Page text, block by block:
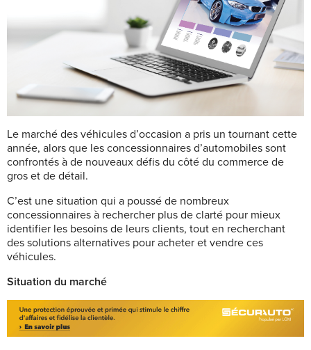
Le marché des véhicules d’occasion a pris un tournant cette
année, alors que les concessionnaires d’automobiles sont
confrontés à de nouveaux défis du côté du commerce de
gros et de détail.
C’est une situation qui a poussé de nombreux
concessionnaires à rechercher plus de clarté pour mieux
identifier les besoins de leurs clients, tout en recherchant
des solutions alternatives pour acheter et vendre ces
véhicules.
Situation du marché